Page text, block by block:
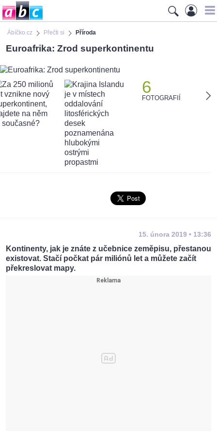
Ábíčko.cz Přečti si Příroda
Euroafrika: Zrod superkontinentu
6
FOTOGRAFIÍ
15. února 2019 • 13:36
Kontinenty, jak je znáte z učebnice zeměpisu, přestanou
existovat. Stačí počkat pár miliónů let a můžete začít
překreslovat mapy.